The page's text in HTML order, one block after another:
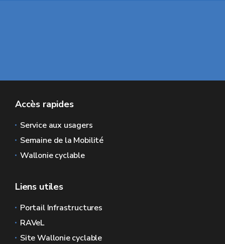
Accès rapides
Service aux usagers
Semaine de la Mobilité
Wallonie cyclable
Liens utiles
Portail Infrastructures
RAVeL
Site Wallonie cyclable